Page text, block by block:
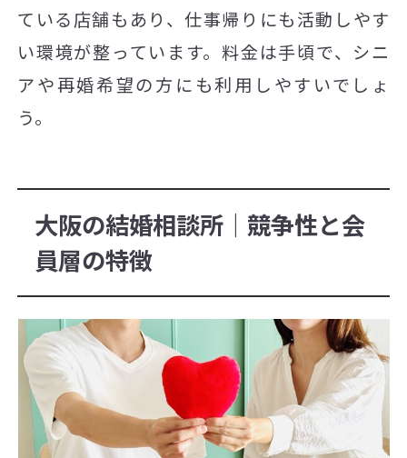
ている店舗もあり、仕事帰りにも活動しやす
い環境が整っています。料金は手頃で、シニ
アや再婚希望の方にも利用しやすいでしょ
う。
大阪の結婚相談所｜競争性と会
員層の特徴